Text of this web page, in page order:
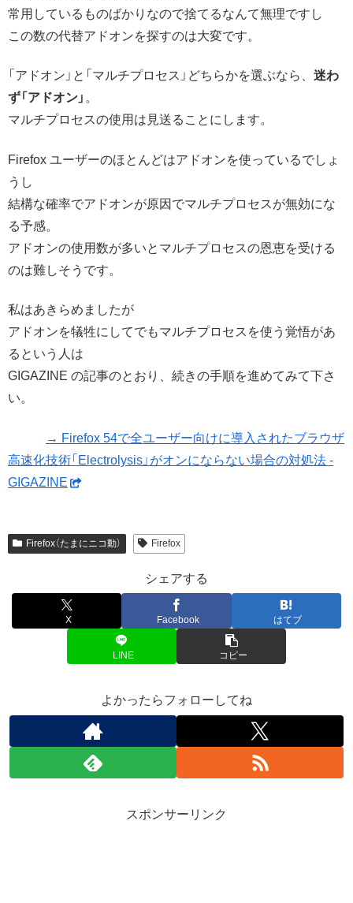
常用しているものばかりなので捨てるなんて無理ですし
この数の代替アドオンを探すのは大変です。
「アドオン」と「マルチプロセス」どちらかを選ぶなら、 迷わ
ず「アドオン」 。
マルチプロセスの使用は見送ることにします。
Firefox ユーザーのほとんどはアドオンを使っているでしょ
うし
結構な確率でアドオンが原因でマルチプロセスが無効にな
る予感。
アドオンの使用数が多いとマルチプロセスの恩恵を受ける
のは難しそうです。
私はあきらめましたが
アドオンを犠牲にしてでもマルチプロセスを使う覚悟があ
るという人は
GIGAZINE の記事のとおり、続きの手順を進めてみて下さ
い。
→ Firefox 54で全ユーザー向けに導入されたブラウザ
高速化技術「Electrolysis」がオンにならない場合の対処法 -
GIGAZINE
Firefox（たまにニコ動） Firefox
シェアする
X Facebook はてブ
LINE コピー
よかったらフォローしてね
スポンサーリンク